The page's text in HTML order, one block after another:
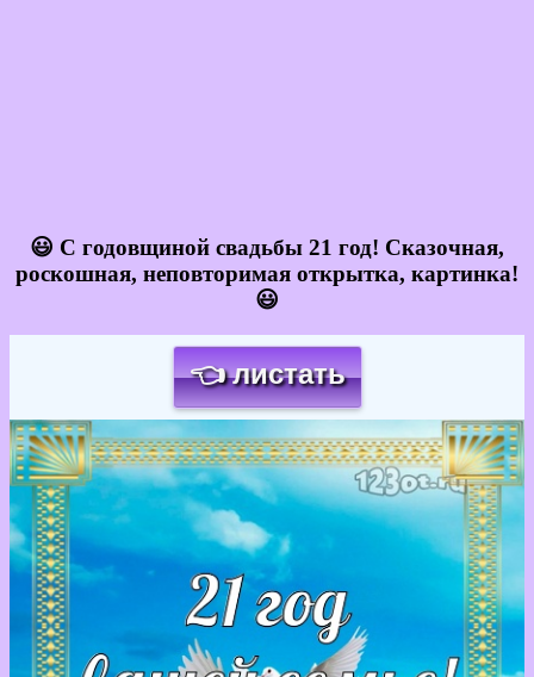
😃 С годовщиной свадьбы 21 год! Сказочная,
роскошная, неповторимая открытка, картинка!
😃
👈 листать
Загрузка картинки...